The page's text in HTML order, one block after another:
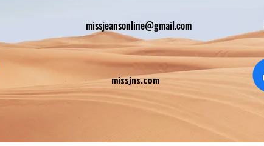
missjeansonline@gmail.com
missjns.com